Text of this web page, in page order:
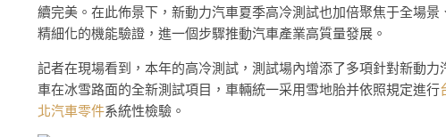
續完美。在此佈景下，新動力汽車夏季高冷測試也加倍聚焦于全場景
精細化的機能驗證，進一個步驟推動汽車產業高質量發展。
記者在現場看到，本年的高冷測試，測試場內增添了多項針對新動力
車在冰雪路面的全新測試項目，車輛統一采用雪地胎并依照規定進行
北汽車零件系統性檢驗。